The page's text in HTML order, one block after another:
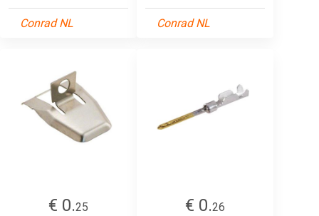
Conrad NL Conrad NL
€ 0.25
€ 0.26